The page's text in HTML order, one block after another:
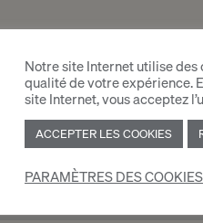
QUE PARTICULIER
Notre site Internet utilise des
qualité de votre expérience.
site Internet, vous acceptez
ACCEPTER LES COOKIES
PARAMÈTRES DES COOKIES